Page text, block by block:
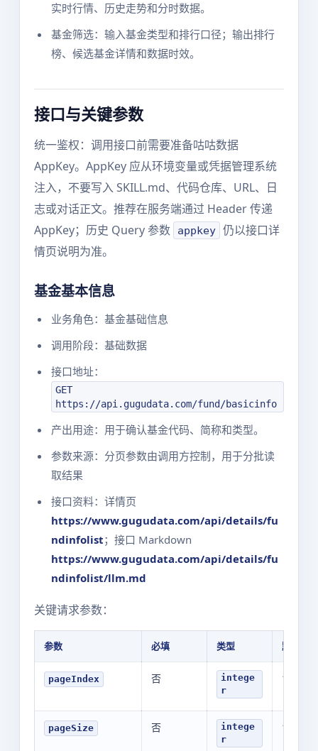
实时行情、历史走势和分时数据。
基金筛选：输入基金类型和排行口径；输出排行
榜、候选基金详情和数据时效。
接口与关键参数
统一鉴权：调用接口前需要准备咕咕数据
AppKey。AppKey 应从环境变量或凭据管理系统
注入，不要写入 SKILL.md、代码仓库、URL、日
志或对话正文。推荐在服务端通过 Header 传递
AppKey；历史 Query 参数
appkey 仍以接口详
情页说明为准。
基金基本信息
业务角色：基金基础信息
调用阶段：基础数据
接口地址：
GET
https://api.gugudata.com/fund/basicinfo
产出用途：用于确认基金代码、简称和类型。
参数来源：分页参数由调用方控制，用于分批读
取结果
接口资料：详情页
https://www.gugudata.com/api/details/fu
ndinfolist；接口 Markdown
https://www.gugudata.com/api/details/fu
ndinfolist/llm.md
关键请求参数：
参数 必填 类型 默认值
pageIndex 否
intege
r
1
pageSize 否
intege
r
10